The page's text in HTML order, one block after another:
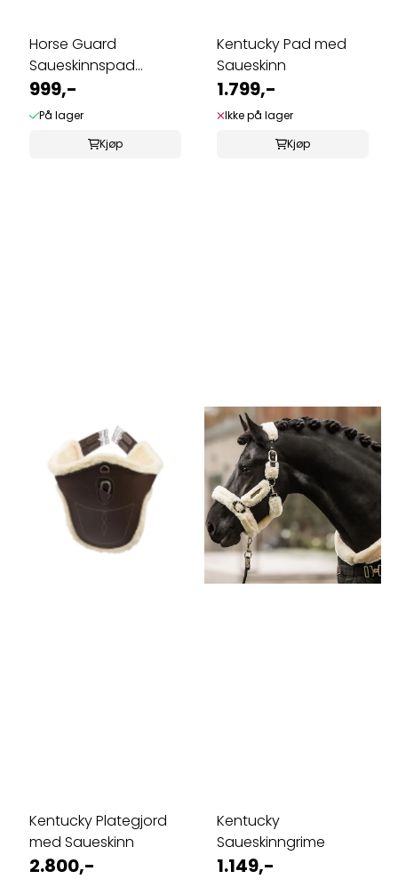
Horse Guard
Saueskinnspad
Helfarget
999,-
På lager
Kjøp
Kentucky Pad med
Saueskinn
1.799,-
Ikke på lager
Kjøp
Kentucky Plategjord
med Saueskinn
2.800,-
Kentucky
Saueskinngrime
1.149,-